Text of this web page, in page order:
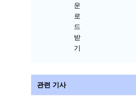
운
로
드
받
기
관련 기사